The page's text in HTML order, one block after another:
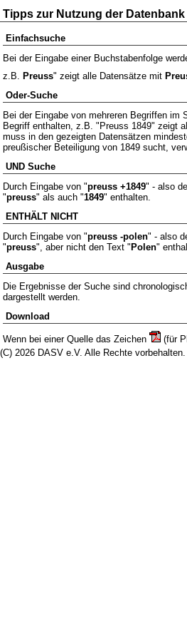
Tipps zur Nutzung der Datenbank
Einfachsuche
Bei der Eingabe einer Buchstabenfolge
z.B. Preuss" zeigt alle Datensätze mit
Oder-Suche
Bei der Eingabe von mehreren Begriffen im
Begriff enthalten, z.B. "Preuss 1849" zeigt
muss in den gezeigten Datensätzen
preußischer Beteiligung von 1849 sucht,
UND Suche
Durch Eingabe von "preuss +1849" - also
"preuss" als auch "1849" enthalten.
ENTHÄLT NICHT
Durch Eingabe von "preuss -polen" - also
"preuss", aber nicht den Text " Polen"
Ausgabe
Die Ergebnisse der Suche sind
dargestellt werden.
Download
Wenn bei einer Quelle das Zeichen (für
(C) 2026 DASV e.V. Alle Rechte vorbehalten.